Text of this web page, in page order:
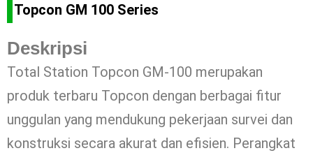
Topcon GM 100 Series
Deskripsi
Total Station Topcon GM-100 merupakan
produk terbaru Topcon dengan berbagai fitur
unggulan yang mendukung pekerjaan survei dan
konstruksi secara akurat dan efisien. Perangkat